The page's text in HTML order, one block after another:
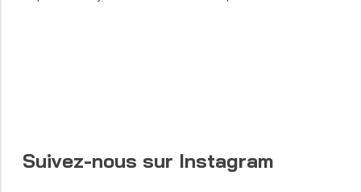
Suivez-nous sur Instagram